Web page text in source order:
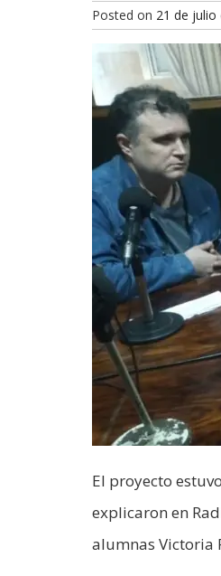
Posted on 21 de julio
El proyecto
explicaron en
alumnas Victoria